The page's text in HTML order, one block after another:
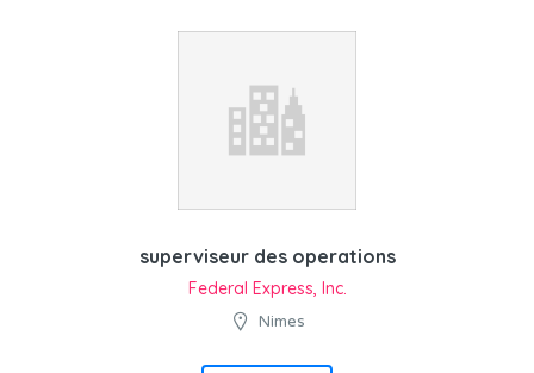
superviseur des operations
Federal Express, Inc.
Nimes